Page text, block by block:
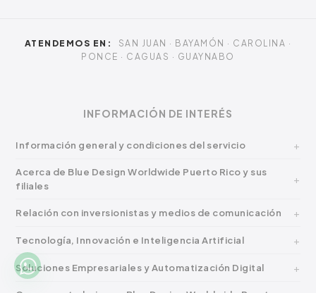
ATENDEMOS EN:
SAN JUAN · BAYAMÓN · CAROLINA ·
PONCE · CAGUAS · GUAYNABO
INFORMACIÓN DE INTERÉS
Información general y condiciones del servicio
Acerca de Blue Design Worldwide Puerto Rico y sus
filiales
Relación con inversionistas y medios de comunicación
Tecnología, Innovación e Inteligencia Artificial
Soluciones Empresariales y Automatización Digital